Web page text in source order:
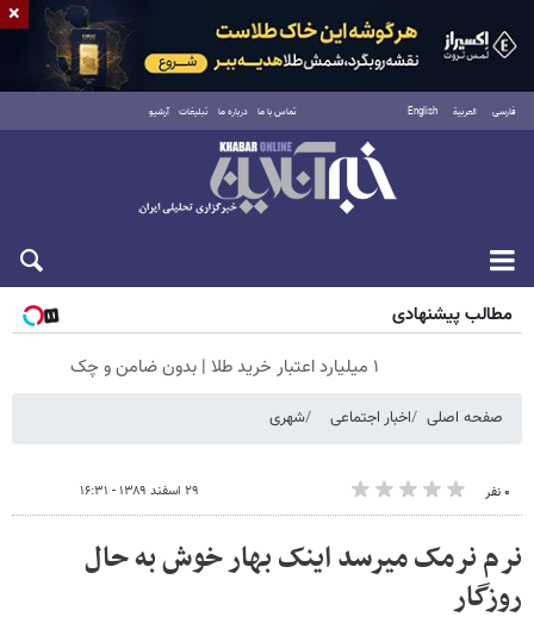
فارسی العربية English تماس با ما درباره ما تبلیغات آرشیو
جمعه ۱۶ مرداد ۱۴۰۵
مطالب پیشنهادی
۱ میلیارد اعتبار خرید طلا | بدون ضامن و چک
صفحه اصلی اخبار اجتماعی شهری
۰ نفر ۲۹ اسفند ۱۳۸۹ - ۱۶:۳۱
نرم نرمک میرسد اینک بهار خوش به حال
روزگار
×